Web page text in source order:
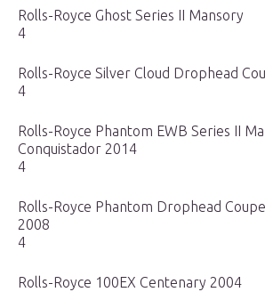
Rolls-Royce Ghost Series II Mansory
4
Rolls-Royce Silver Cloud Drophead
4
Rolls-Royce Phantom EWB Series II
Conquistador 2014
4
Rolls-Royce Phantom Drophead
2008
4
Rolls-Royce 100EX Centenary 2004